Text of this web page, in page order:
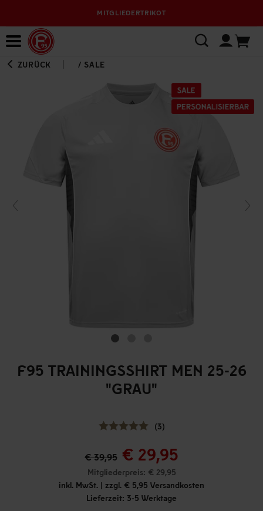
MITGLIEDERTRIKOT
ZURÜCK / SALE
F95 TRAININGSSHIRT MEN 25-26
"GRAU"
(3)
€ 39,95 € 29,95
Mitgliederpreis: € 29,95
inkl. MwSt. | zzgl. € 5,95 Versandkosten
Lieferzeit: 3-5 Werktage